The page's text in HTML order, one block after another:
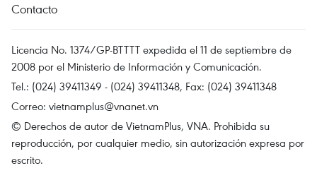
Contacto
Licencia No. 1374/GP-BTTTT expedida el 11 de septiembre de
2008 por el Ministerio de Información y Comunicación.
Tel.: (024) 39411349 - (024) 39411348, Fax: (024) 39411348
Correo: vietnamplus@vnanet.vn
© Derechos de autor de VietnamPlus, VNA. Prohibida su
reproducción, por cualquier medio, sin autorización expresa por
escrito.